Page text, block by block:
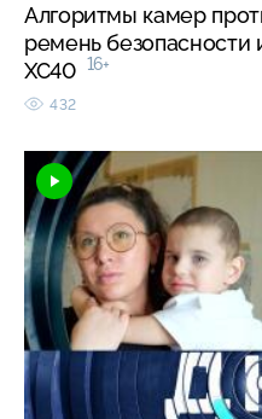
Алгоритмы камер
ремень безопасности
XC40 16+
432